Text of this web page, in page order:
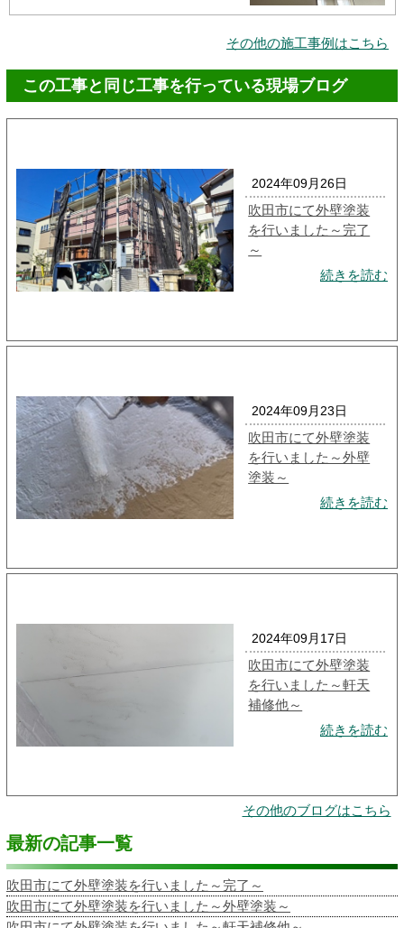
その他の施工事例はこちら
この工事と同じ工事を行っている現場ブログ
2024年09月26日
吹田市にて外壁塗装
を行いました～完了
～
続きを読む
2024年09月23日
吹田市にて外壁塗装
を行いました～外壁
塗装～
続きを読む
2024年09月17日
吹田市にて外壁塗装
を行いました～軒天
補修他～
続きを読む
その他のブログはこちら
最新の記事一覧
吹田市にて外壁塗装を行いました～完了～
吹田市にて外壁塗装を行いました～外壁塗装～